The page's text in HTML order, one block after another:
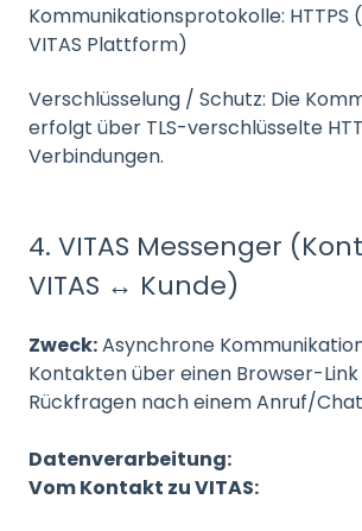
Kommunikationsprotokolle: HTTPS
VITAS Plattform)
Verschlüsselung / Schutz: Die
erfolgt über TLS-verschlüsselte
Verbindungen.
4. VITAS Messenger
VITAS ↔ Kunde)
Zweck:Asynchrone
Kontakten über einen Browser-Link
Rückfragen nach einem Anruf/
Datenverarbeitung:
Vom Kontakt zu VITAS: